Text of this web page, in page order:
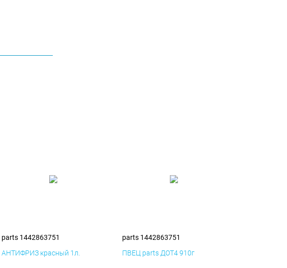
parts 1442863751
АНТИФРИЗ красный 1л.
parts 1442863751
ПВЕЦ parts ДОТ4 910г